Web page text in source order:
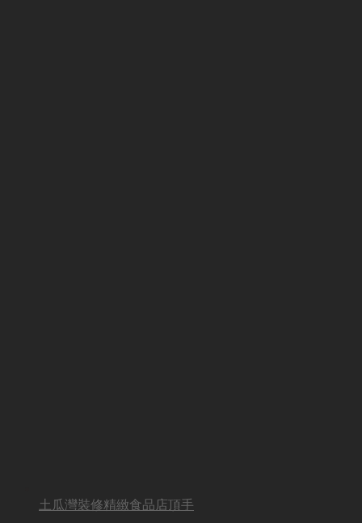
土瓜灣裝修精緻食品店頂手